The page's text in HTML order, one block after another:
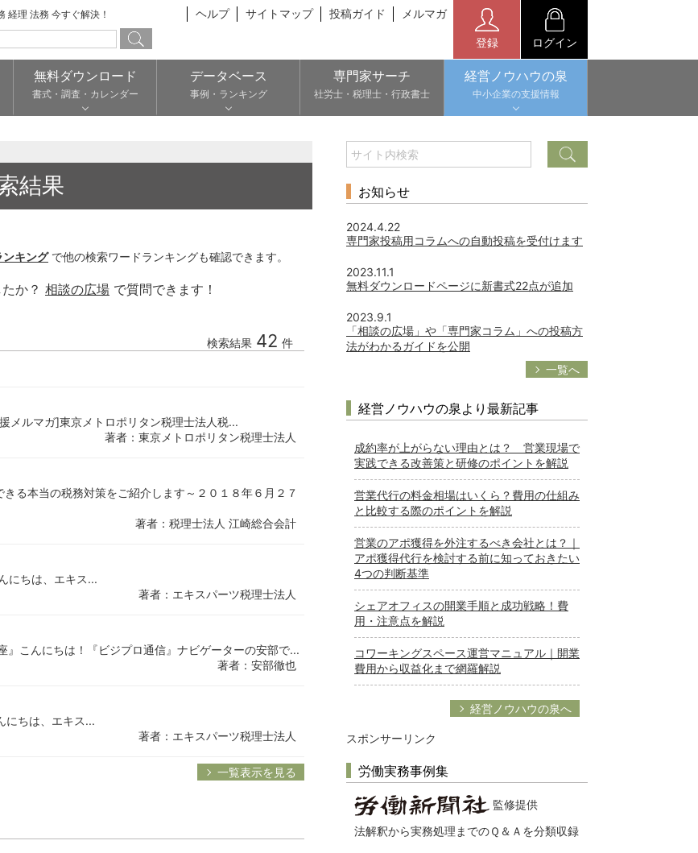
経理 法務 今すぐ解決！ ヘルプ サイトマップ 投稿ガイド メルマガ
登録 ログイン
無料ダウンロード
書式・調査・カレンダー
データベース
事例・ランキング
専門家サーチ
社労士・税理士・行政書士
経営ノウハウの泉
中小企業の支援情報
結果
ンキングで他の検索ワードランキングも確認できます。
か？ 相談の広場 で質問できます！
検索結果 42 件
メルマガ]東京メトロポリタン税理士法人税...
著者：東京メトロポリタン税理士法人
る本当の税務対策をご紹介します～２０１８年６月２７
著者：税理士法人 江崎総合会計
にちは、エキス...
著者：エキスパーツ税理士法人
』こんにちは！『ビジプロ通信』ナビゲーターの安部で...
著者：安部徹也
ちは、エキス...
著者：エキスパーツ税理士法人
一覧表示を見る
お知らせ
2024.4.22
専門家投稿用コラムへの自動投稿を受付けます
2023.11.1
無料ダウンロードページに新書式22点が追加
2023.9.1
「相談の広場」や「専門家コラム」への投稿方
法がわかるガイドを公開
一覧へ
経営ノウハウの泉より最新記事
成約率が上がらない理由とは？ 営業現場で
実践できる改善策と研修のポイントを解説
営業代行の料金相場はいくら？費用の仕組み
と比較する際のポイントを解説
営業のアポ獲得を外注するべき会社とは？｜
アポ獲得代行を検討する前に知っておきたい
4つの判断基準
シェアオフィスの開業手順と成功戦略！費
用・注意点を解説
コワーキングスペース運営マニュアル｜開業
費用から収益化まで網羅解説
経営ノウハウの泉へ
スポンサーリンク
労働実務事例集
監修提供
法解釈から実務処理までのＱ＆Ａを分類収録